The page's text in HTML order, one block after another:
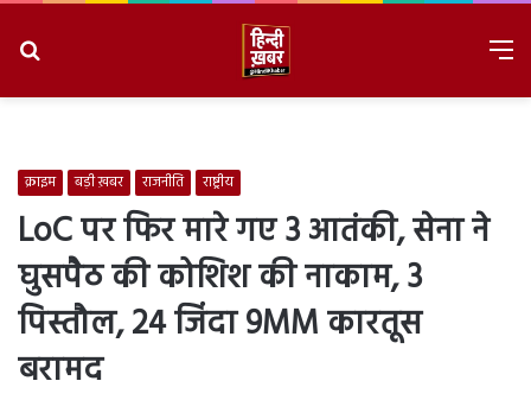
क्राइम बड़ी ख़बर राजनीति राष्ट्रीय
LoC पर फिर मारे गए 3 आतंकी, सेना ने
घुसपैठ की कोशिश की नाकाम, 3
पिस्तौल, 24 जिंदा 9MM कारतूस
बरामद